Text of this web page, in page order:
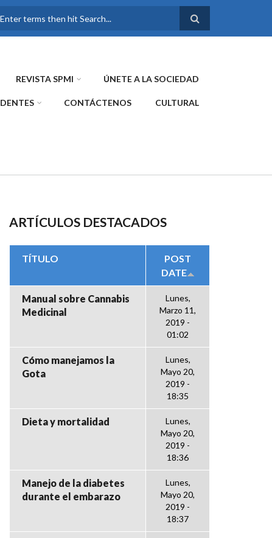
FORMULARIO DE
REVISTA SPMI ÚNETE A LA SOCIEDAD
CONTÁCTENOS CULTURAL
ARTÍCULOS DESTACADOS
TÍTULO
POST
DATE
Manual sobre Cannabis
Medicinal
Lunes,
Marzo 11,
2019 -
01:02
Cómo manejamos la
Gota
Lunes,
Mayo 20,
2019 -
18:35
Dieta y mortalidad
Lunes,
Mayo 20,
2019 -
18:36
Manejo de la diabetes
durante el embarazo
Lunes,
Mayo 20,
2019 -
18:37